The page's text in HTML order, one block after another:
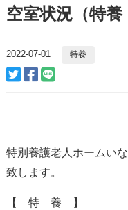
空室状況（特養
2022-07-01 特養
特別養護老人ホームい
致します。
【 特 養 】